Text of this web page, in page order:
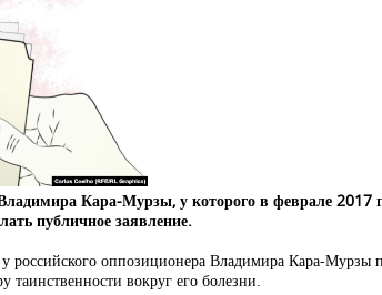
Кара-Мурзы, у которого в феврале
публичное заявление.
у российского оппозиционера Владимира Кара-
таинственности вокруг его болезни.